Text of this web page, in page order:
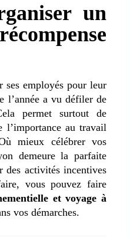
un
ses employés pour leur
l’année a vu défiler de
permet surtout de
l’importance au travail
mieux célébrer vos
demeure la parfaite
des activités incentives
vous pouvez faire
et voyage à
vos démarches.